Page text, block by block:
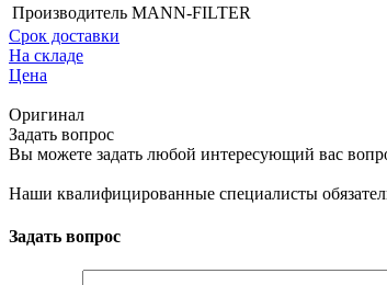
Производитель MANN-FILTER
Срок доставки
На складе
Цена
Оригинал
Задать вопрос
Вы можете задать любой интересующий вас
Наши квалифицированные специалисты
Задать вопрос